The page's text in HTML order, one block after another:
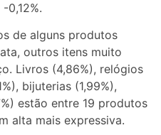
0,12%.
de alguns produtos
outros itens muito
Livros (4,86%), relógios
bijuterias (1,99%),
estão entre 19 produtos
alta mais expressiva.